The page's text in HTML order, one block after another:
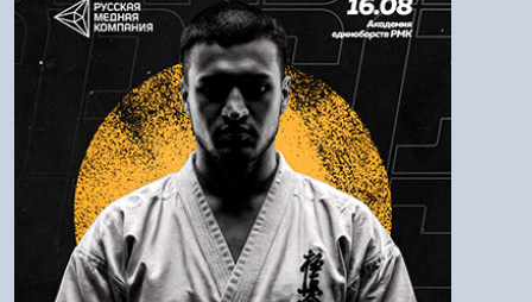
Логин:
Пароль
Войти
Напомнить пароль